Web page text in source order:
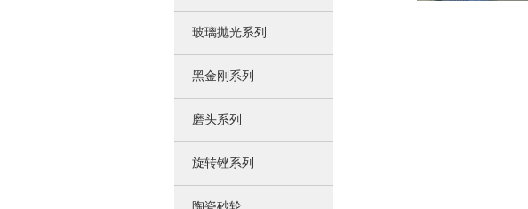
玻璃抛光系列
黑金刚系列
磨头系列
旋转锉系列